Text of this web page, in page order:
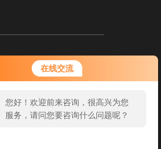
在线交流
您好！欢迎前来咨询，很高兴为您
服务，请问您要咨询什么问题呢？